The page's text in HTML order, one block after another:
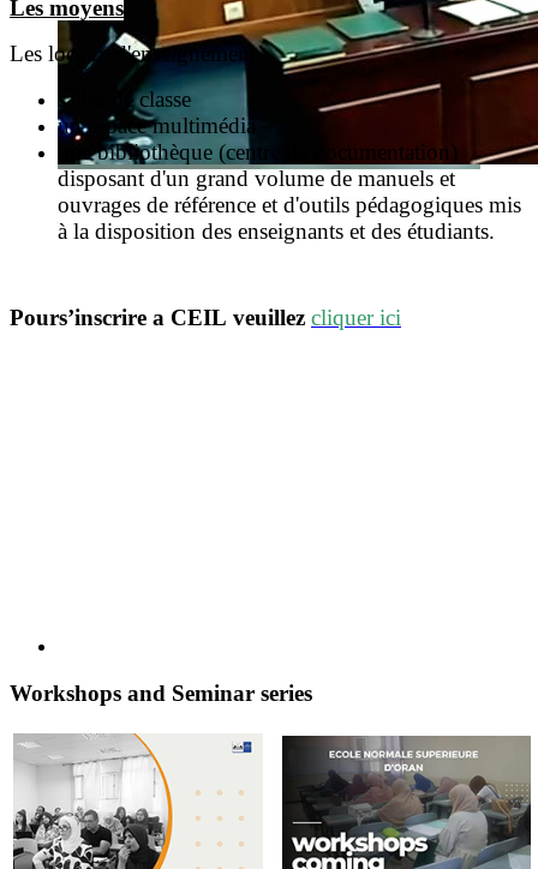
Les moyens
Les locaux d'enseignement
salles de classe
un espace multimédia
une bibliothèque (centre de documentation)
disposant d'un grand volume de manuels et
ouvrages de référence et d'outils pédagogiques mis
à la disposition des enseignants et des étudiants.
Pours’inscrire a CEIL veuillez cliquerici
Workshops and Seminar series